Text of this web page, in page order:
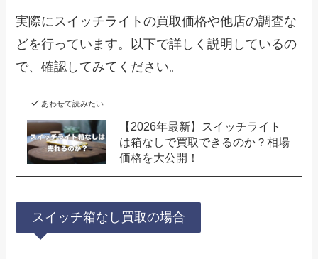
実際にスイッチライトの買取価格や他店の調査な
どを行っています。以下で詳しく説明しているの
で、確認してみてください。
あわせて読みたい
【2026年最新】スイッチライト
は箱なしで買取できるのか？相場
価格を大公開！
スイッチ箱なし買取の場合